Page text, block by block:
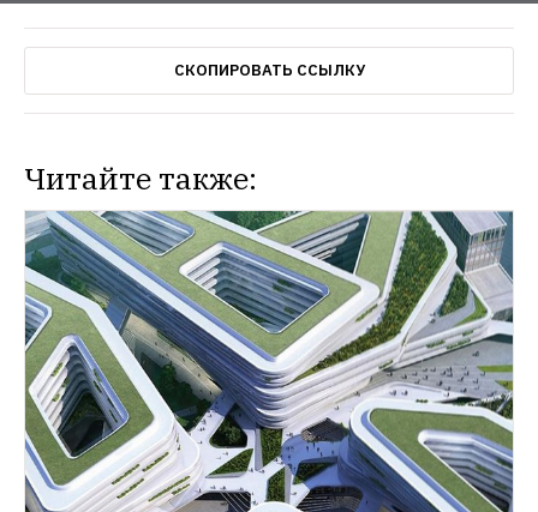
СКОПИРОВАТЬ ССЫЛКУ
Читайте также: